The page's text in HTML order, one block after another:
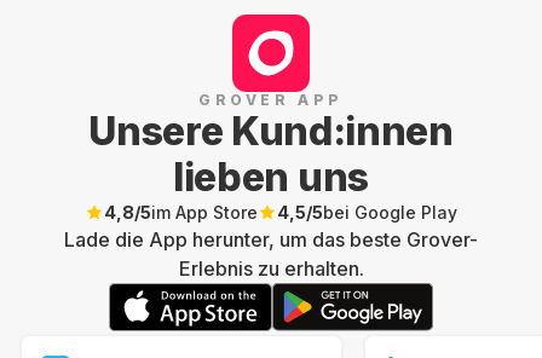
GROVER APP
Unsere Kund:innen
lieben uns
4,8/5im App Store 4,5/5bei Google Play
Lade die App herunter, um das beste Grover-
Erlebnis zu erhalten.